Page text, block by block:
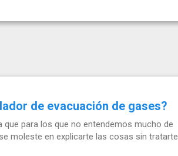
de evacuación de gases?
para los que no entendemos mucho de
moleste en explicarte las cosas sin tratarte